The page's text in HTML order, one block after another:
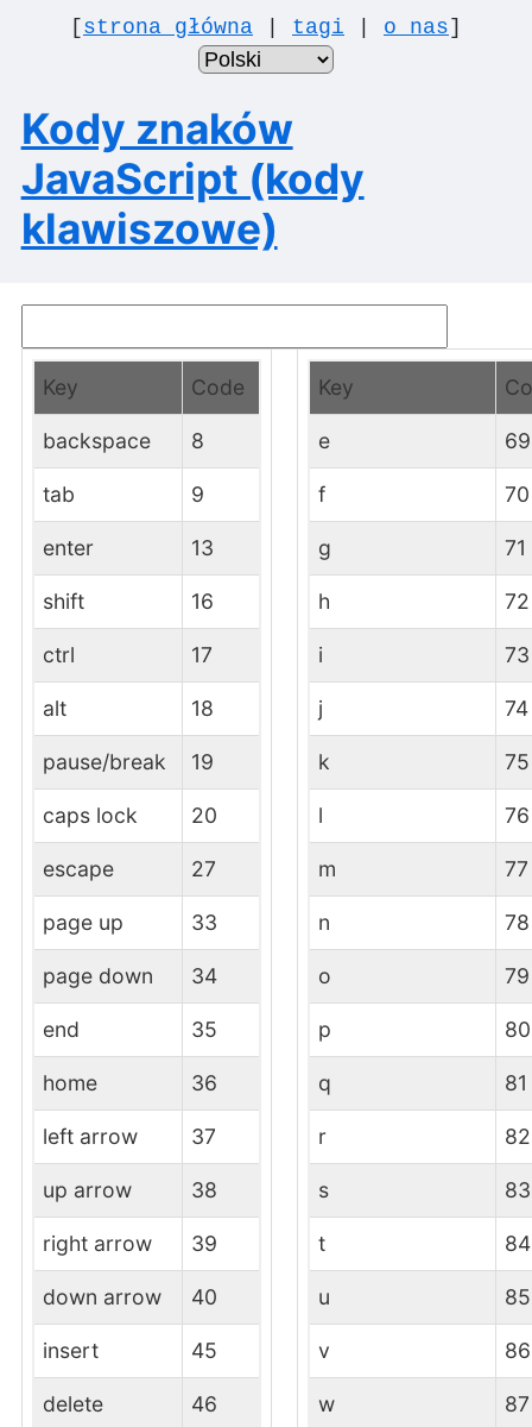
[strona główna tagi o nas]
Kody znaków
JavaScript (kody
klawiszowe)
Key Code
backspace 8
tab 9
enter 13
shift 16
ctrl 17
alt 18
pause/break 19
caps lock 20
escape 27
page up 33
page down 34
end 35
home 36
left arrow 37
up arrow 38
right arrow 39
down arrow 40
insert 45
delete 46
Key
e 69
f 70
g 71
h 72
i 73
j 74
k 75
l 76
m 77
n 78
o 79
p 80
q 81
r 82
s 83
t 84
u 85
v 86
w 87